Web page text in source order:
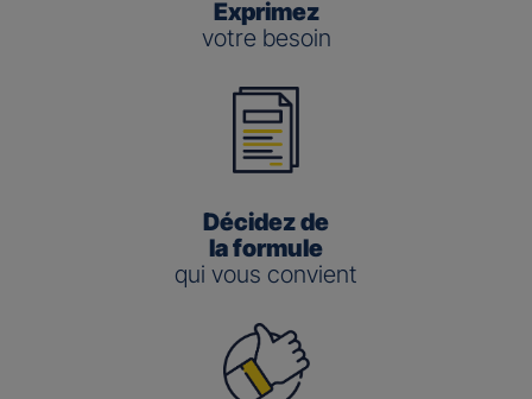
Exprimez
votre besoin
Décidez de
la formule
qui vous convient